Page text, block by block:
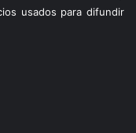
usados para difundir